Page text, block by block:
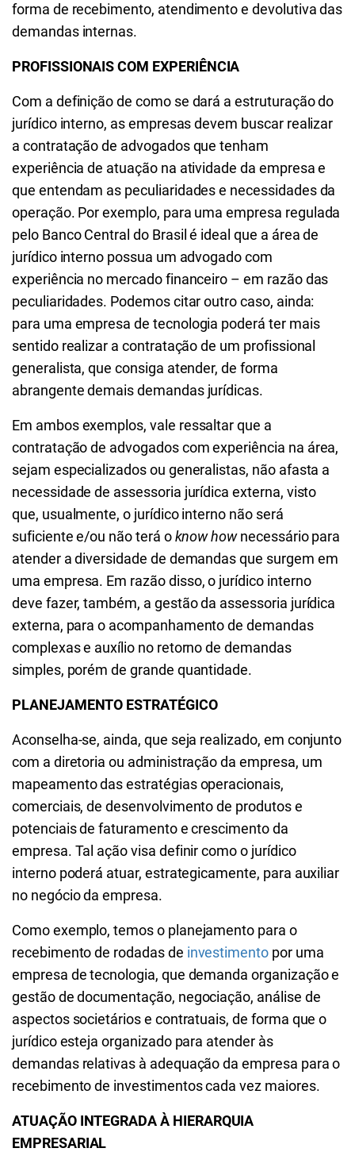
forma de recebimento, atendimento e devolutiva das
demandas internas.
PROFISSIONAIS COM EXPERIÊNCIA
Com a definição de como se dará a estruturação do
jurídico interno, as empresas devem buscar realizar
a contratação de advogados que tenham
experiência de atuação na atividade da empresa e
que entendam as peculiaridades e necessidades da
operação. Por exemplo, para uma empresa regulada
pelo Banco Central do Brasil é ideal que a área de
jurídico interno possua um advogado com
experiência no mercado financeiro – em razão das
peculiaridades. Podemos citar outro caso, ainda:
para uma empresa de tecnologia poderá ter mais
sentido realizar a contratação de um profissional
generalista, que consiga atender, de forma
abrangente demais demandas jurídicas.
Em ambos exemplos, vale ressaltar que a
contratação de advogados com experiência na área,
sejam especializados ou generalistas, não afasta a
necessidade de assessoria jurídica externa, visto
que, usualmente, o jurídico interno não será
suficiente e/ou não terá oknow hownecessário para
atender a diversidade de demandas que surgem em
uma empresa. Em razão disso, o jurídico interno
deve fazer, também, a gestão da assessoria jurídica
externa, para o acompanhamento de demandas
complexas e auxílio no retorno de demandas
simples, porém de grande quantidade.
PLANEJAMENTO ESTRATÉGICO
Aconselha-se, ainda, que seja realizado, em conjunto
com a diretoria ou administração da empresa, um
mapeamento das estratégias operacionais,
comerciais, de desenvolvimento de produtos e
potenciais de faturamento e crescimento da
empresa. Tal ação visa definir como o jurídico
interno poderá atuar, estrategicamente, para auxiliar
no negócio da empresa.
Como exemplo, temos o planejamento para o
recebimento de rodadas de investimentopor uma
empresa de tecnologia, que demanda organização e
gestão de documentação, negociação, análise de
aspectos societários e contratuais, de forma que o
jurídico esteja organizado para atender às
demandas relativas à adequação da empresa para o
recebimento de investimentos cada vez maiores.
ATUAÇÃO INTEGRADA À HIERARQUIA
EMPRESARIAL